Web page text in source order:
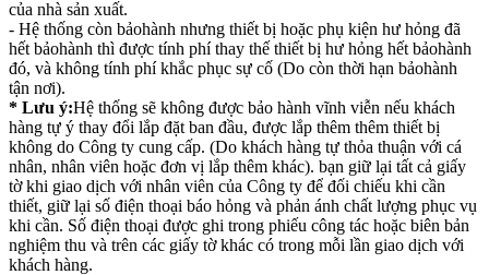
của nhà sản xuất.
- Hệ thống còn bảohành nhưng thiết bị hoặc phụ kiện hư hỏng đã
hết bảohành thì được tính phí thay thế thiết bị hư hỏng hết bảohành
đó, và không tính phí khắc phục sự cố (Do còn thời hạn bảohành
tận nơi).
* Lưu ý:Hệ thống sẽ không được bảo hành vĩnh viễn nếu khách
hàng tự ý thay đổi lắp đặt ban đầu, được lắp thêm thêm thiết bị
không do Công ty cung cấp. (Do khách hàng tự thỏa thuận với cá
nhân, nhân viên hoặc đơn vị lắp thêm khác). bạn giữ lại tất cả giấy
tờ khi giao dịch với nhân viên của Công ty để đối chiếu khi cần
thiết, giữ lại số điện thoại báo hỏng và phản ánh chất lượng phục vụ
khi cần. Số điện thoại được ghi trong phiếu công tác hoặc biên bản
nghiệm thu và trên các giấy tờ khác có trong mỗi lần giao dịch với
khách hàng.